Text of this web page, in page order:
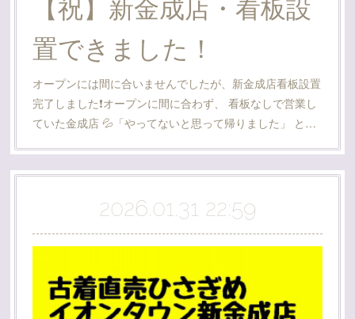
置できました！
オープンには間に合いませんでしたが、新金成店看板設置
完了しました❗オープンに間に合わず、 看板なしで営業し
ていた金成店 💦「やってないと思って帰りました」 と…
2026.01.31 22:59